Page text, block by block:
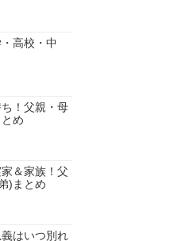
高校・中
！父親・母
め
＆家族！父
)まとめ
はいつ別れ